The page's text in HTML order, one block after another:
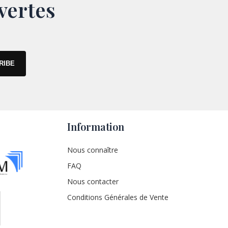
Information
Nous connaître
FAQ
Nous contacter
Conditions Générales de Vente